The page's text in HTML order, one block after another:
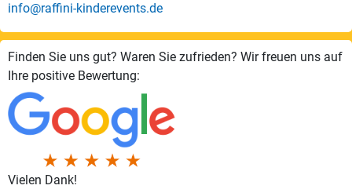
info@raffini-kinderevents.de
Finden Sie uns gut? Waren Sie zufrieden? Wir freuen uns auf
Ihre positive Bewertung:
Vielen Dank!